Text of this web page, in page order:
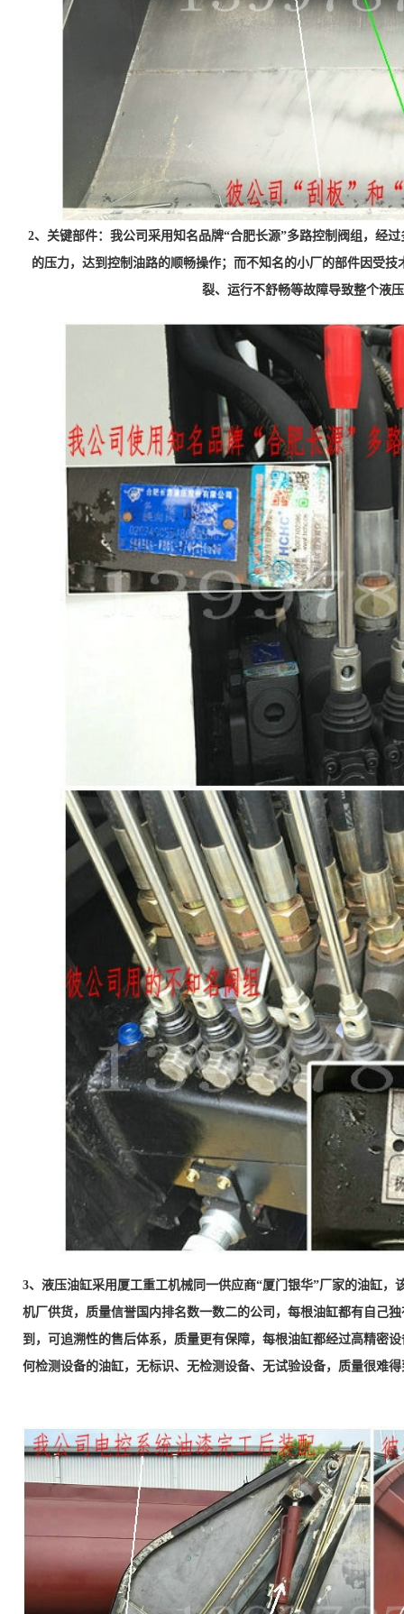
2、关键部件：我公司采用知名品牌“合肥长源”多路控制阀组，经
的压力，达到控制油路的顺畅操作；而不知名的小厂的部件因受
裂、运行不舒畅等故障导致整个液
3、液压油缸采用厦工重工机械同一供应商“厦门银华”厂家的油缸
机厂供货，质量信誉国内排名数一数二的公司，每根油缸都有自己
到，可追溯性的售后体系，质量更有保障，每根油缸都经过高精密
何检测设备的油缸，无标识、无检测设备、无试验设备，质量很难